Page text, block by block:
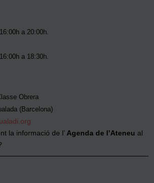
a 20:00h.
a 18:30h.
Obrera
(Barcelona)
la informació de l’Agenda de l’Ateneu al